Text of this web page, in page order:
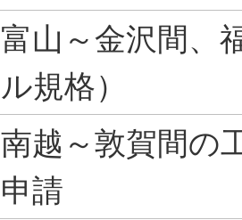
富山～金沢間、
ル規格）
南越～敦賀間の
申請